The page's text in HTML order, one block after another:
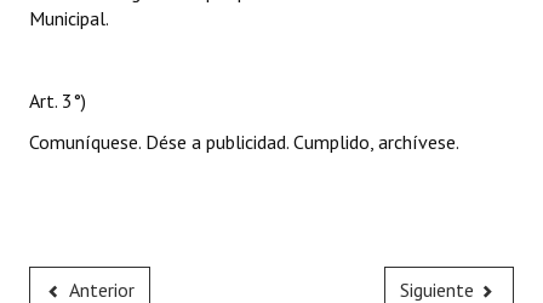
Municipal.
Art. 3°)
Comuníquese. Dése a publicidad. Cumplido, archívese.
Anterior Siguiente